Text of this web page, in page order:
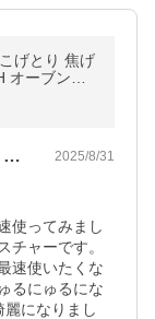
げとり 焦げ
ーブンレ
電子レンジの内部の焦げを落としたくて早… 2025/8/31
使ってみまし
チャーです。
速使いたくな
るにゅるにな
になりまし